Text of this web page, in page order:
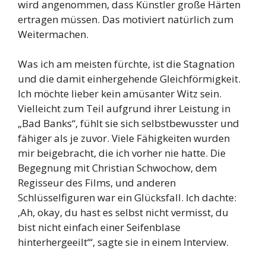
wird angenommen, dass Künstler große Härten
ertragen müssen. Das motiviert natürlich zum
Weitermachen.
Was ich am meisten fürchte, ist die Stagnation
und die damit einhergehende Gleichförmigkeit.
Ich möchte lieber kein amüsanter Witz sein.
Vielleicht zum Teil aufgrund ihrer Leistung in
„Bad Banks“, fühlt sie sich selbstbewusster und
fähiger als je zuvor. Viele Fähigkeiten wurden
mir beigebracht, die ich vorher nie hatte. Die
Begegnung mit Christian Schwochow, dem
Regisseur des Films, und anderen
Schlüsselfiguren war ein Glücksfall. Ich dachte:
‚Ah, okay, du hast es selbst nicht vermisst, du
bist nicht einfach einer Seifenblase
hinterhergeeilt‘“, sagte sie in einem Interview.